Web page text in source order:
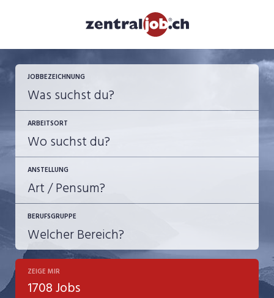
JOBBEZEICHNUNG
ARBEITSORT
ANSTELLUNG
JOB-TYP
Festanstellung
Temporär (befristet)
BERUFSGRUPPE
Bank, Versicherung
ZEIGE MIR
1708 Jobs